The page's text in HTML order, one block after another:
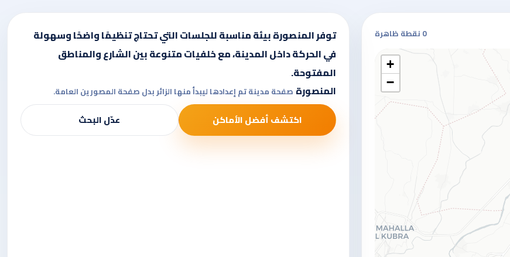
0 نقطة ظاهرة
+
−
توفر المنصورة بيئة مناسبة للجلسات التي تحتاج تنظيمًا واضحًا وسهولة
في الحركة داخل المدينة، مع خلفيات متنوعة بين الشارع والمناطق
المفتوحة.
المنصورة صفحة مدينة تم إعدادها ليبدأ منها الزائر بدل صفحة المصورين العامة.
اكتشف أفضل الأماكن عدّل البحث